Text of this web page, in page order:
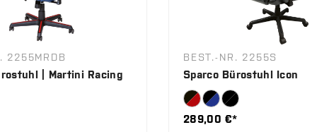
2255MRDB
| Martini Racing
BEST.-NR. 2255S
Sparco Bürostuhl Icon
289,00 €*